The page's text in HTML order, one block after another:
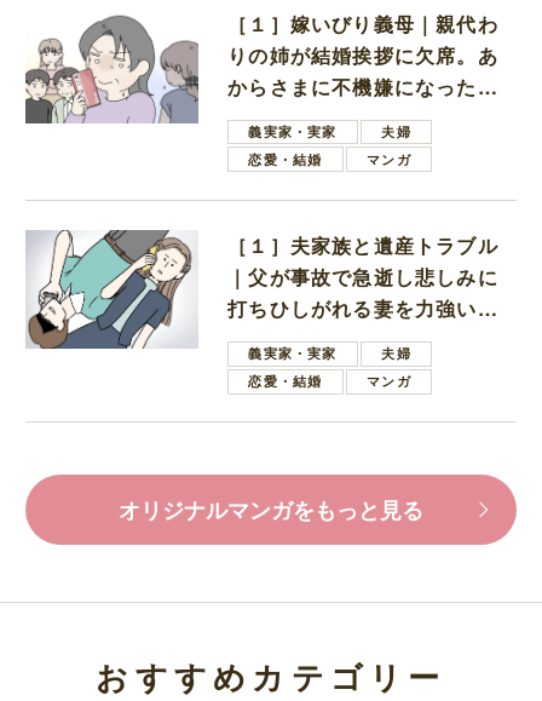
［１］嫁いびり義母｜親代わ
りの姉が結婚挨拶に欠席。あ
からさまに不機嫌になった義
母義実家・実家
夫婦
恋愛・結婚
マンガ
［１］夫家族と遺産トラブル
｜父が事故で急逝し悲しみに
打ちひしがれる妻を力強い言
葉で励ます夫
義実家・実家
夫婦
恋愛・結婚
マンガ
オリジナルマンガをもっと見る
おすすめカテゴリー